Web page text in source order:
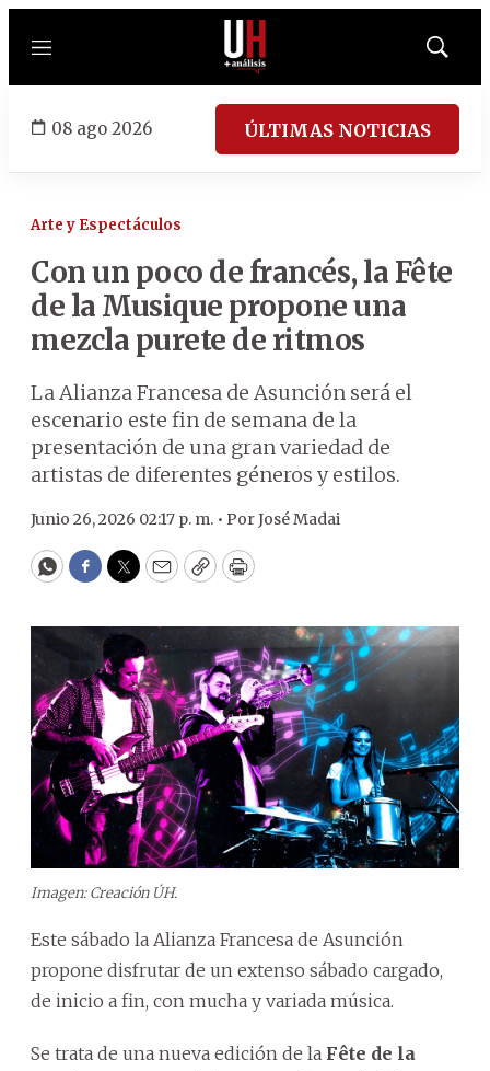
Menú
Mostrar
08 ago 2026 ÚLTIMAS NOTICIAS
Arte y Espectáculos
Con un poco de francés, la Fête
de la Musique propone una
mezcla purete de ritmos
La Alianza Francesa de Asunción será el
escenario este fin de semana de la
presentación de una gran variedad de
artistas de diferentes géneros y estilos.
Junio 26, 2026 02:17 p. m. • PorJosé Madai
WhatsApp
Facebook
Twitter
EmailCopyPrint
Imagen: Creación ÚH.
Este sábado la Alianza Francesa de Asunción
propone disfrutar de un extenso sábado cargado,
de inicio a fin, con mucha y variada música.
Se trata de una nueva edición de la Fête de la